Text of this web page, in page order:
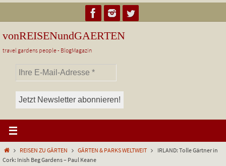
Inhalt
springen
vonREISENundGAERTEN
travel gardens people - BlogMagazin
StartREISEN ZU GÄRTEN GÄRTEN & PARKS WELTWEIT
IRLAND: Tolle Gärtner in
Cork: Inish Beg Gardens – Paul Keane